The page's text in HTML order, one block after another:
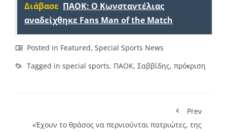
Διάβασε ΠΑΟΚ: Ο Κωνσταντέλιας
αναδείχθηκε Fans Man of the Match
Posted in Featured, Special Sports News
Tagged in special sports, ΠΑΟΚ, Σαββίδης, πρόκριση
Prev
«Έχουν το θράσος να περνιούνται πατριώτες, της